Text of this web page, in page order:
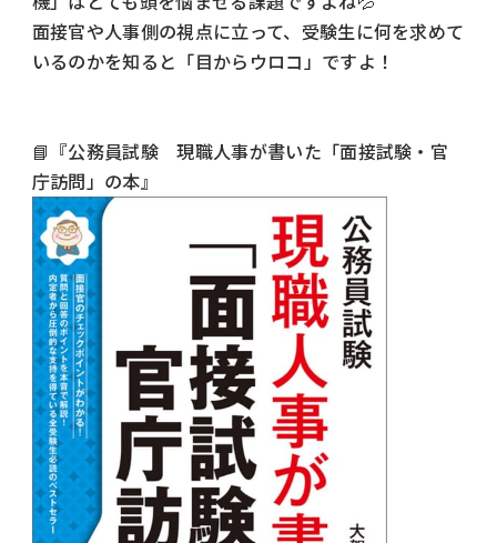
面接官や人事側の視点に立って、受験生に何を求めて
いるのかを知ると「目からウロコ」ですよ！
📘『公務員試験 現職人事が書いた「面接試験・官
庁訪問」の本』